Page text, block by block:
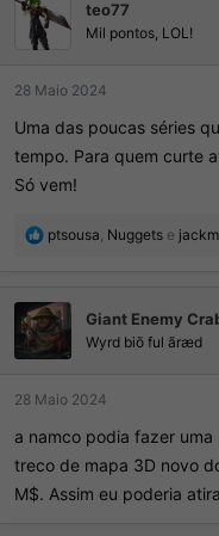
e
teo77
Mil pontos, LOL!
28 Maio 2024
Uma das poucas séries
tempo. Para quem curte
Só vem!
R
õ
e
s
ptsousa Nuggets e
Giant Enemy
Wyrd biõ ful ãræd
28 Maio 2024
a namco podia fazer
treco de mapa 3D novo
M$. Assim eu poderia